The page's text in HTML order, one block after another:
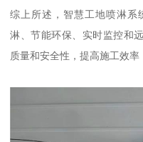
综上所述，智慧工地喷淋系
淋、节能环保、实时监控和
质量和安全性，提高施工效率